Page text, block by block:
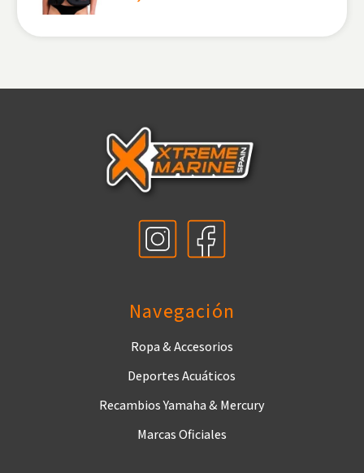
Navegación
Ropa & Accesorios
Deportes Acuáticos
Recambios Yamaha & Mercury
Marcas Oficiales